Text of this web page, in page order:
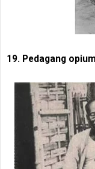
19. Pedagang